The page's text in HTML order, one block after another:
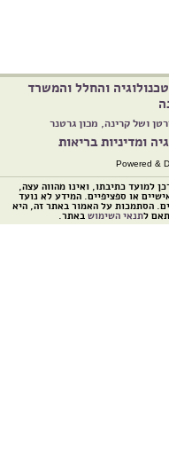
והחלל והמשרד
ושל קרינה, מכון גרטנר
Powered &
למועד כתיבתו, ואינו מהווה עצה,
או ספציפיים. המידע לא נועד
הסתמכות על האמור באתר זה, היא
לתנאי השימוש באתר.